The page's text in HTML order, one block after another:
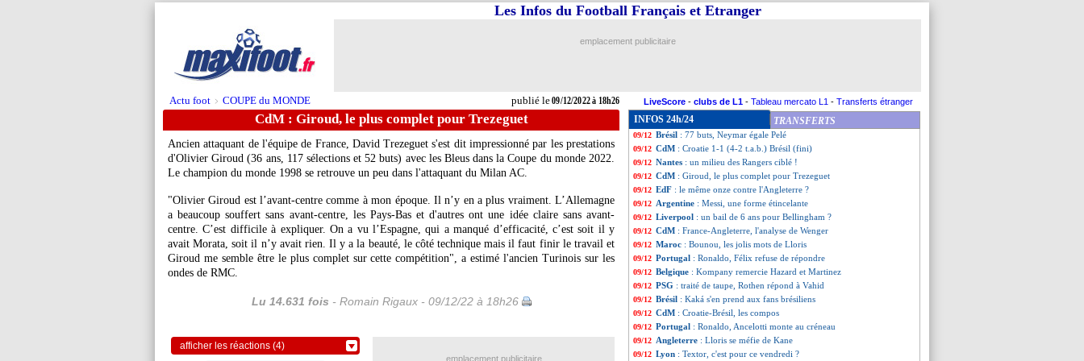
Actu foot > COUPE du MONDE publié le09/12/2022 à 18h26
Les Infos du Football Français et Etranger
emplacement publicitaire
LiveScore - clubs de L1 - Tableau mercato L1 - Transferts étranger
CdM : Giroud, le plus complet pour Trezeguet
Ancien attaquant de l'équipe de France, David Trezeguet s'est dit impressionné par les prestations
d'Olivier Giroud (36 ans, 117 sélections et 52 buts) avec les Bleus dans la Coupe du monde 2022.
Le champion du monde 1998 se retrouve un peu dans l'attaquant du Milan AC.
"Olivier Giroud est l’avant-centre comme à mon époque. Il n’y en a plus vraiment. L’Allemagne
a beaucoup souffert sans avant-centre, les Pays-Bas et d'autres ont une idée claire sans avant-
centre. C’est difficile à expliquer. On a vu l’Espagne, qui a manqué d’efficacité, c’est soit il y
avait Morata, soit il n’y avait rien. Il y a la beauté, le côté technique mais il faut finir le travail et
Giroud me semble être le plus complet sur cette compétition", a estimé l'ancien Turinois sur les
ondes de RMC.
Lu 14.631 fois - Romain Rigaux - 09/12/22 à 18h26
afficher les réactions (4)
INFOS 24h/24 TRANSFERTS
09/12 Lille: Zedadka prêté à Auxerre (officiel)
09/12 VIDEO
09/12 VIDEO : les larmes de Neymar
09/12 CdM: Pays-Bas-Argentine, les compos
09/12 Brésil : 77 buts, Neymar égale Pelé
09/12 CdM : Croatie 1-1 (4-2 t.a.b.) Brésil (fini)
09/12 Nantes : un milieu des Rangers ciblé !
09/12 CdM : Giroud, le plus complet pour Trezeguet
09/12 EdF : le même onze contre l'Angleterre ?
09/12 Argentine : Messi, une forme étincelante
09/12 Liverpool : un bail de 6 ans pour Bellingham ?
09/12 CdM : France-Angleterre, l'analyse de Wenger
09/12 Maroc : Bounou, les jolis mots de Lloris
09/12 Portugal : Ronaldo, Félix refuse de répondre
09/12 Belgique : Kompany remercie Hazard et Martinez
09/12 PSG : traité de taupe, Rothen répond à Vahid
09/12 Brésil : Kaká s'en prend aux fans brésiliens
09/12 CdM : Croatie-Brésil, les compos
09/12 Portugal : Ronaldo, Ancelotti monte au créneau
09/12 Angleterre : Lloris se méfie de Kane
09/12 Lyon : Textor, c'est pour ce vendredi ?
emplacement publicitaire